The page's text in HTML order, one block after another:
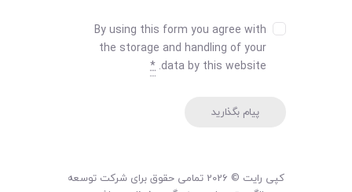
By using this form you agree with
the storage and handling of your
data by this website.
*
کپی رایت © 2026 تمامی حقوق برای شرکت توسعه